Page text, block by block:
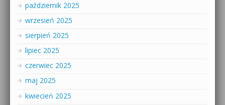
październik 2025
wrzesień 2025
sierpień 2025
lipiec 2025
czerwiec 2025
maj 2025
kwiecień 2025